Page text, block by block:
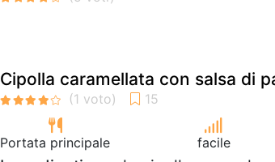
Cipolla caramellata con salsa di
Portata principale facile